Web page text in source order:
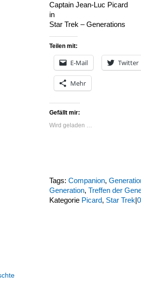
Captain Jean-Luc Picard
in
Star Trek – Generations
Teilen mit:
E-Mail Twitter
Mehr
Gefällt mir:
Wird geladen …
Tags: Companion,
Generation, Treffen der
Kategorie Picard, Star Trek